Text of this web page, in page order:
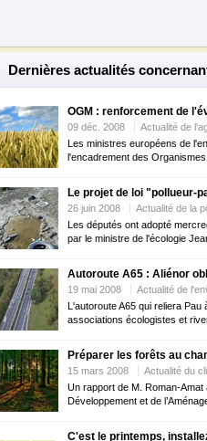
Dernières actualités
OGM : renforcement de
09 déc. 2008
Actualité de
Les ministres européens de
l'encadrement des
Le projet de loi "pollueur-
26 juin 2008
Actualité de la
Les députés ont adopté
par le ministre de l'écologie
Autoroute A65 : Aliénor
19 mai 2008
Actualité de
L'autoroute A65 qui reliera
associations écologistes et
Préparer les forêts au
15 mars 2008
Actualité du
Un rapport de M. Roman-
Développement et de
C'est le printemps,